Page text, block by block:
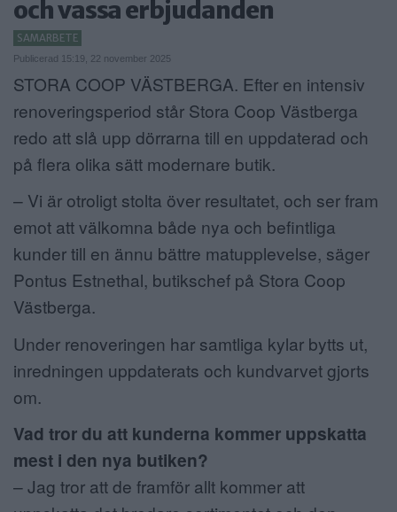
ANNONSERA
NÄRINGSLIV
MER
och vassa erbjudanden
SAMARBETE
Publicerad 15:19, 22 november 2025
STORA COOP VÄSTBERGA. Efter en intensiv
renoveringsperiod står Stora Coop Västberga
redo att slå upp dörrarna till en uppdaterad och
på flera olika sätt modernare butik.
– Vi är otroligt stolta över resultatet, och ser fram
emot att välkomna både nya och befintliga
kunder till en ännu bättre matupplevelse, säger
Pontus Estnethal, butikschef på Stora Coop
Västberga.
Under renoveringen har samtliga kylar bytts ut,
inredningen uppdaterats och kundvarvet gjorts
om.
Vad tror du att kunderna kommer uppskatta
mest i den nya butiken?
– Jag tror att de framför allt kommer att